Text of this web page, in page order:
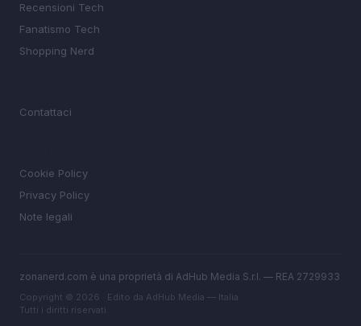
Recensioni Tech
Fanatismo Tech
Shopping Nerd
Contattaci
Cookie Policy
Privacy Policy
Note legali
zonanerd.com è una proprietà di AdHub Media S.r.l. — REA 2729933
Copyright © 2026 · Edito da AdHub Media — Italia
Tutti i diritti riservati